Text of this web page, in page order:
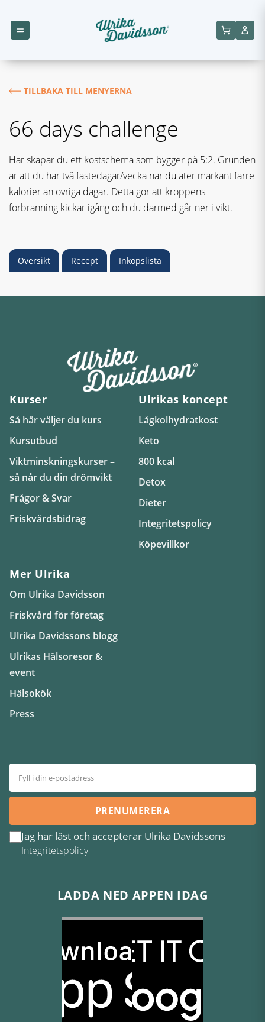
TILLBAKA TILL MENYERNA
66 days challenge
Här skapar du ett kostschema som bygger på 5:2. Grunden
är att du har två fastedagar/vecka när du äter markant färre
kalorier än övriga dagar. Detta gör att kroppens
förbränning kickar igång och du därmed går ner i vikt.
Översikt Recept Inköpslista
Kurser
Så här väljer du kurs
Kursutbud
Viktminskningskurser –
så når du din drömvikt
Frågor & Svar
Friskvårdsbidrag
Ulrikas koncept
Lågkolhydratkost
Keto
800 kcal
Detox
Dieter
Integritetspolicy
Köpevillkor
Mer Ulrika
Om Ulrika Davidsson
Friskvård för företag
Ulrika Davidssons blogg
Ulrikas Hälsoresor &
event
Hälsokök
Press
PRENUMERERA
Jag har läst och accepterar Ulrika Davidssons
Integritetspolicy
LADDA NED APPEN IDAG